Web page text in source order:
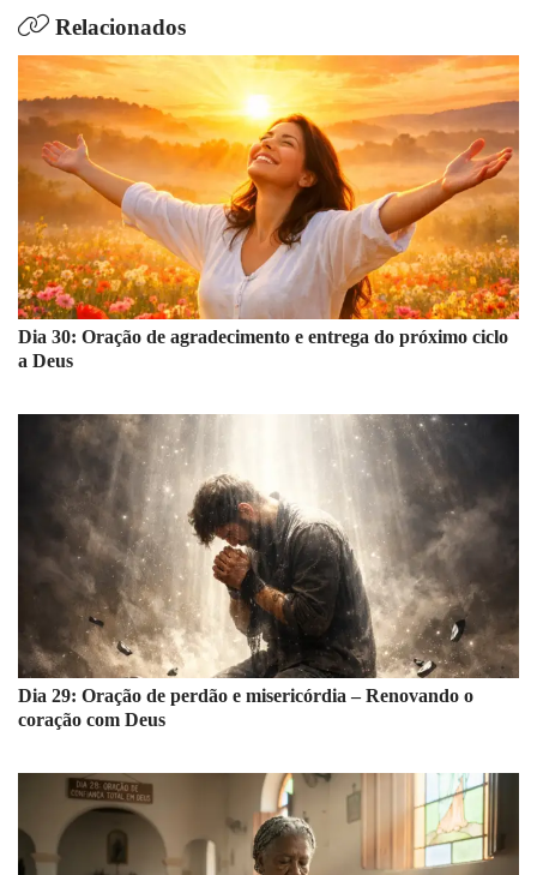
Relacionados
Dia 30: Oração de agradecimento e entrega do próximo ciclo
a Deus
Dia 29: Oração de perdão e misericórdia – Renovando o
coração com Deus